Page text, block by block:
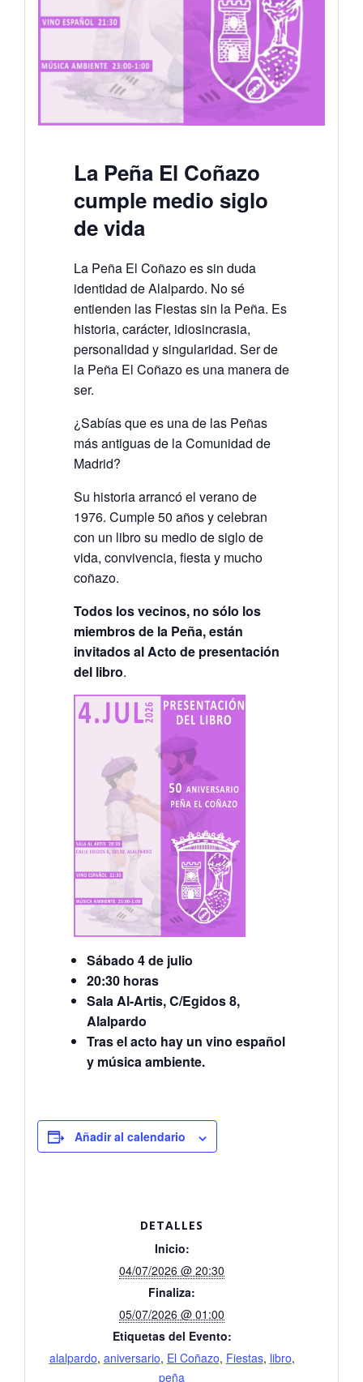
La Peña El Coñazo
cumple medio siglo
de vida
La Peña El Coñazo es sin duda
identidad de Alalpardo. No sé
entienden las Fiestas sin la Peña. Es
historia, carácter, idiosincrasia,
personalidad y singularidad. Ser de
la Peña El Coñazo es una manera de
ser.
¿Sabías que es una de las Peñas
más antiguas de la Comunidad de
Madrid?
Su historia arrancó el verano de
1976. Cumple 50 años y celebran
con un libro su medio de siglo de
vida, convivencia, fiesta y mucho
coñazo.
Todos los vecinos, no sólo los
miembros de la Peña, están
invitados al Acto de presentación
del libro.
Sábado 4 de julio
20:30 horas
Sala Al-Artis, C/Egidos 8,
Alalpardo
Tras el acto hay un vino español
y música ambiente.
Añadir al calendario
DETALLES
Inicio:
04/07/2026 @ 20:30
Finaliza:
05/07/2026 @ 01:00
Etiquetas del Evento:
alalpardo, aniversario, El Coñazo, Fiestas, libro,
peña